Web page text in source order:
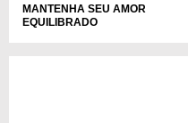
MANTENHA SEU AMOR
EQUILIBRADO